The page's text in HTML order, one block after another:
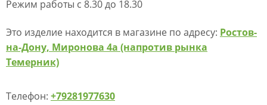
Режим работы с 8.30 до 18.30
Это изделие находится в магазине по адресу: Ростов-
на-Дону, Миронова 4а (напротив рынка
Темерник)
Телефон: +79281977630